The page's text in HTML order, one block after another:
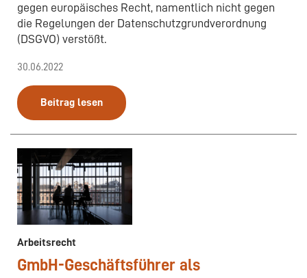
gegen europäisches Recht, namentlich nicht gegen
die Regelungen der Datenschutzgrundverordnung
(DSGVO) verstößt.
30.06.2022
Beitrag lesen
Arbeitsrecht
GmbH-Geschäftsführer als